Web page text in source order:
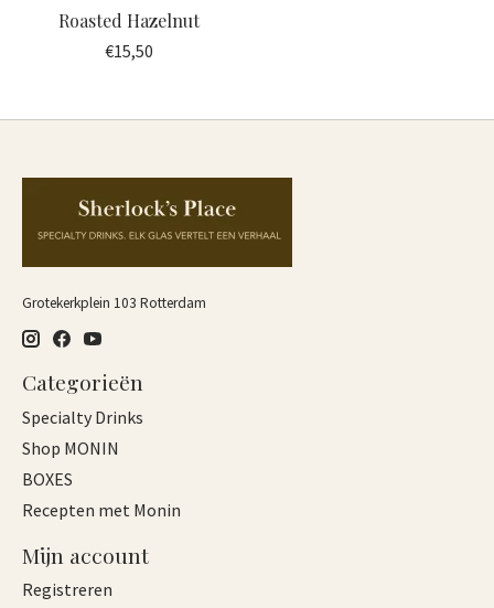
Roasted Hazelnut
€15,50
Grotekerkplein 103 Rotterdam
Categorieën
Specialty Drinks
Shop MONIN
BOXES
Recepten met Monin
Mijn account
Registreren